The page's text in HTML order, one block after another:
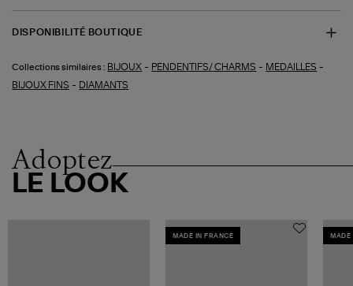
DISPONIBILITÉ BOUTIQUE
Collections similaires : BIJOUX - PENDENTIFS/ CHARMS - MEDAILLES -
BIJOUX FINS - DIAMANTS
Adoptez
LE LOOK
MADE IN FRANCE MADE